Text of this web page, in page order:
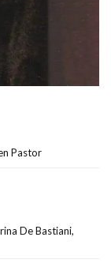
Pastor
De Bastiani,